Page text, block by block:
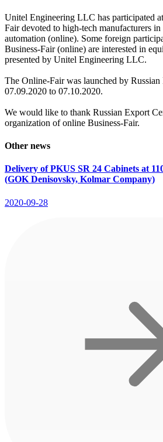
Unitel Engineering LLC has participated
Fair devoted to high-tech manufacturers
automation (online). Some foreign
Business-Fair (online) are interested in
presented by Unitel Engineering LLC.
The Online-Fair was launched by
07.09.2020 to 07.10.2020.
We would like to thank Russian Export
organization of online Business-Fair.
Other news
Delivery of PKUS SR 24 Cabinets at
(GOK Denisovsky, Kolmar Company)
2020-09-28